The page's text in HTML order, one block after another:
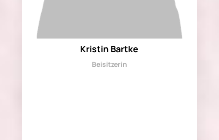
Kristin Bartke
Beisitzerin